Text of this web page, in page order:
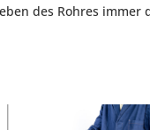
des Rohres